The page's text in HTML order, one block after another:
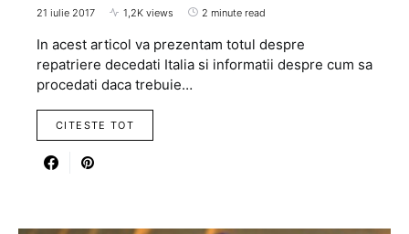
21 iulie 2017 1,2K views 2 minute read
In acest articol va prezentam totul despre
repatriere decedati Italia si informatii despre cum sa
procedati daca trebuie…
CITESTE TOT